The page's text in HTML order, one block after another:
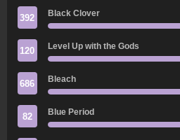
392 Black Clover
120 Level Up with the Gods
686 Bleach
82 Blue Period